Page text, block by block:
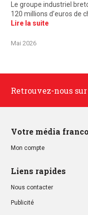
Le groupe industriel
120 millions d’euros de
Lire la suite
Mai 2026
Retrouvez-nous sur
Votre média
Mon compte
Liens rapides
Nous contacter
Publicité